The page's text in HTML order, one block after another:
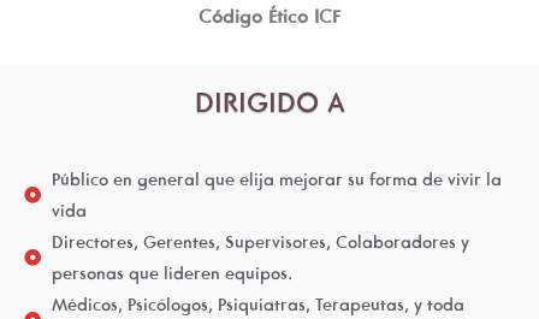
Código Ético ICF
DIRIGIDO A
Público en general que elija mejorar su forma de vivir la
vida
Directores, Gerentes, Supervisores, Colaboradores y
personas que lideren equipos.
Médicos, Psicólogos, Psiquiatras, Terapeutas, y toda